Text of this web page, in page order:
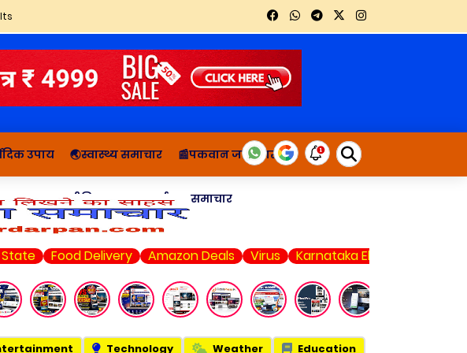
उपाय 🌏स्वास्थ्य समाचार 📰पकवान जानकारी
ज्ञान राजनीति समाचार दुर्घटना समाचार
Delivery Amazon Deals Virus Karnataka Elections
Technology Weather Education